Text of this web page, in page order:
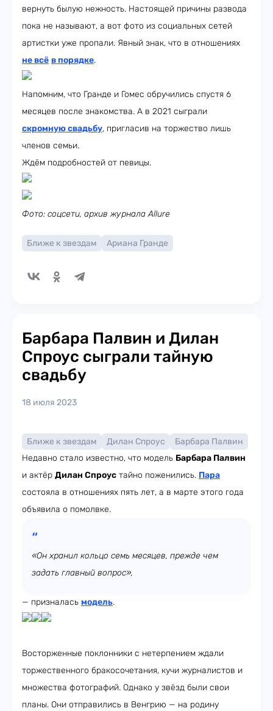
вернуть былую нежность. Настоящей причины развода
пока не называют, а вот фото из социальных сетей
артистки уже пропали. Явный знак, что в отношениях
не всё в порядке.
Напомним, что Гранде и Гомес обручились спустя 6
месяцев после знакомства. А в 2021 сыграли
скромную свадьбу, пригласив на торжество лишь
членов семьи.
Ждём подробностей от певицы.
Фото: соцсети, архив журнала Allure
Ближе к звездам Ариана Гранде
Барбара Палвин и Дилан
Спроус сыграли тайную
свадьбу
18 июля 2023
Ближе к звездам Дилан Спроус
Барбара Палвин
Недавно стало известно, что модель Барбара Палвин
и актёр Дилан Спроус тайно поженились. Пара
состояла в отношениях пять лет, а в марте этого года
объявила о помолвке.
«Он хранил кольцо семь месяцев, прежде чем
задать главный вопрос»,
— призналась модель.
Восторженные поклонники с нетерпением ждали
торжественного бракосочетания, кучи журналистов и
множества фотографий. Однако у звёзд были свои
планы. Они отправились в Венгрию — на родину